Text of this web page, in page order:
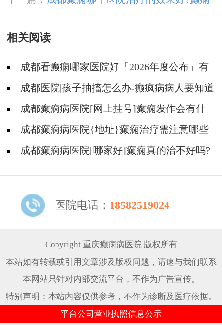
超万元援助，速约!
发作要注意哪些问题?
相关阅读
成都看癫痫哪家医院好「2026年度公布」有
癫痫能不能抽烟?
成都医院|孩子抽搐怎么办-癫疯病病人要知道
的误区成都癫痫病医院[网上挂号]癫痫发作会有什
么症状?
成都癫痫病医院{地址}癫痫治疗需注意哪些
问题?成都癫痫病医院[哪家好]癫痫真的治不好吗?
医院电话： 18582519024
Copyright 重庆癫痫病医院 版权所有
本站如有转载或引用文章涉及版权问题，请速与我们联系
本网站只针对内部交流平台，不作为广告宣传。
特别声明：本站内容仅供参考，不作为诊断及医疗依据。
平台公司营业执照信息公示